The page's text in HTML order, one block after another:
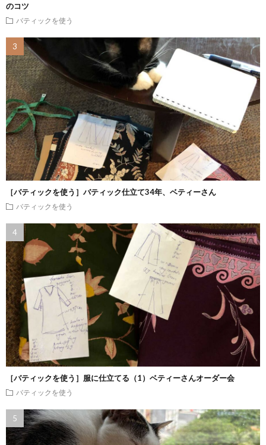
のコツ
バティックを使う
［バティックを使う］バティック仕立て34年、ベティーさん
バティックを使う
［バティックを使う］服に仕立てる（1）ベティーさんオーダー会
バティックを使う